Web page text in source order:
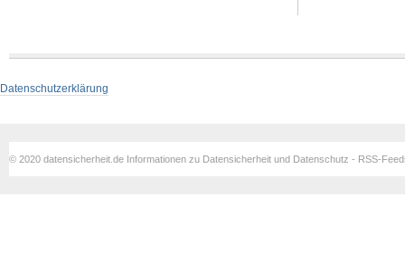
Datenschutzerklärung
© 2020 datensicherheit.de Informationen zu Datensicherheit und Datenschutz - RSS-